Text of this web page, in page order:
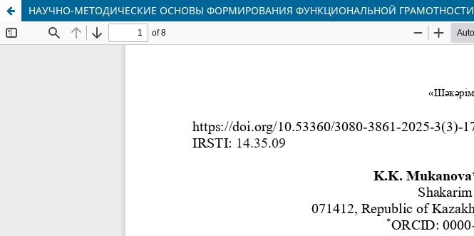
НАУЧНО-МЕТОДИЧЕСКИЕ ОСНОВЫ ФОРМИРОВАНИЯ ФУНКЦИОНАЛЬНОЙ ГРАМОТНОСТИ